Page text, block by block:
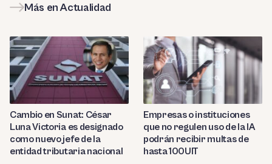
Más en Actualidad
Cambio en Sunat: César
Luna Victoria es designado
como nuevo jefe de la
entidad tributaria nacional
Empresas o instituciones
que no regulen uso de la IA
podrán recibir multas de
hasta 100UIT